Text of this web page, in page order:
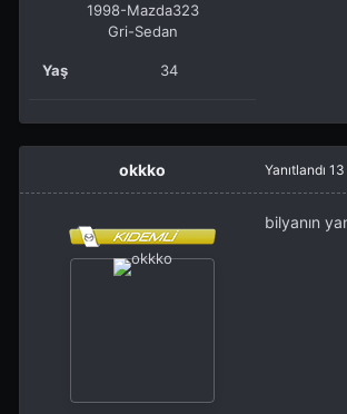
1998-Mazda323
Gri-Sedan
Yaş 34
okkko Yanıtlandı
bilyanın